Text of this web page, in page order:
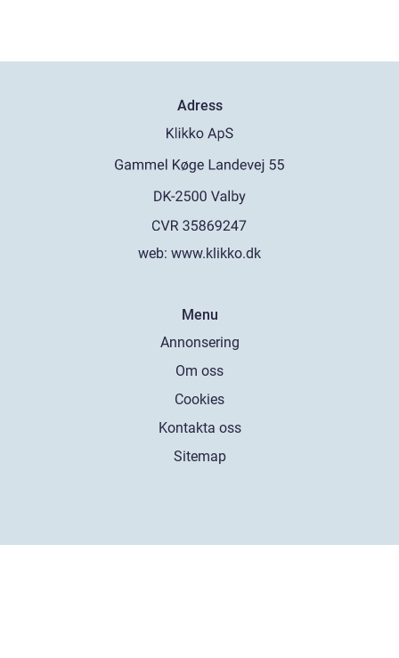
Adress
web: www.klikko.dk
Menu
Annonsering
Om oss
Cookies
Kontakta oss
Sitemap